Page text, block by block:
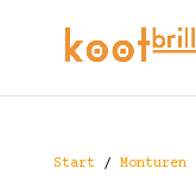
Start/ Monturen/